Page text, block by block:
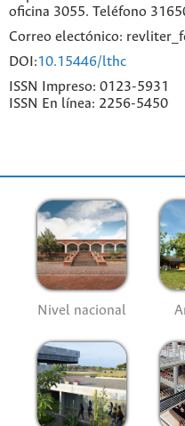
oficina 3055. Teléfono
Correo electónico:
DOI:10.15446/lthc
ISSN Impreso: 0123-5931
ISSN En línea: 2256-5450
Nivel nacional